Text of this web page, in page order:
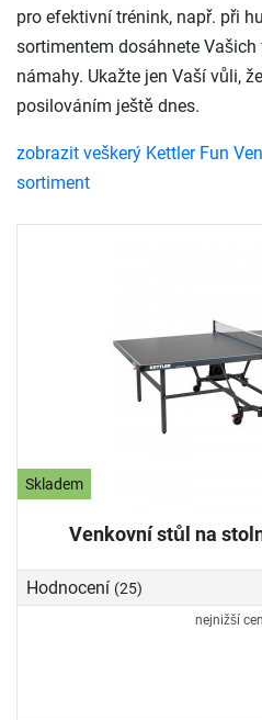
Skladem
Venkovní stůl na
Hodnocení (25)
nejnižší
pro efektivní trénink, např. při
sortimentem dosáhnete
námahy. Ukažte jen Vaší vůli,
posilováním ještě dnes.
zobrazit veškerý Kettler Fun
sortiment